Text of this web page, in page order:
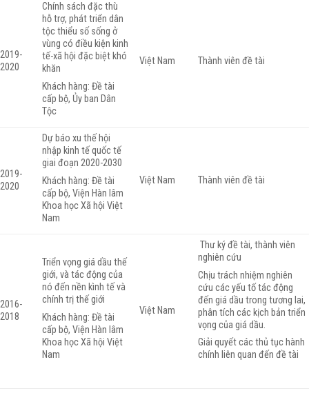
2019-
2020
Chính sách đặc thù
hỗ trợ, phát triển dân
tộc thiểu số sống ở
vùng có điều kiện kinh
tế-xã hội đặc biệt khó
khăn
Khách hàng: Đề tài
cấp bộ, Ủy ban Dân
Tộc
Việt Nam Thành viên đề tài
2019-
2020
Dự báo xu thế hội
nhập kinh tế quốc tế
giai đoạn 2020-2030
Khách hàng: Đề tài
cấp bộ, Viện Hàn lâm
Khoa học Xã hội Việt
Nam
Việt Nam Thành viên đề tài
2016-
2018
Triển vọng giá dầu thế
giới, và tác động của
nó đến nền kình tế và
chính trị thế giới
Khách hàng: Đề tài
cấp bộ, Viện Hàn lâm
Khoa học Xã hội Việt
Nam
Việt Nam
Thư ký đề tài, thành viên
nghiên cứu
Chịu trách nhiệm nghiên
cứu các yếu tố tác động
đến giá dầu trong tương lai,
phân tích các kịch bản triển
vọng của giá dầu.
Giải quyết các thủ tục hành
chính liên quan đến đề tài